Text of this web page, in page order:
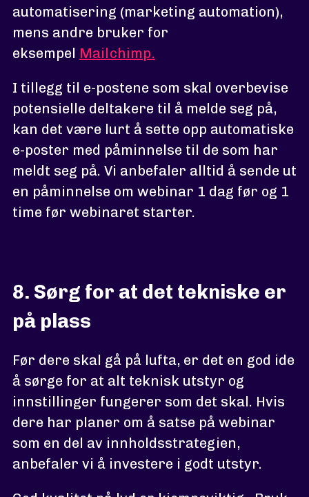
automatisering (marketing automation),
mens andre bruker for
eksempel Mailchimp.
I tillegg til e-postene som skal overbevise
potensielle deltakere til å melde seg på,
kan det være lurt å sette opp automatiske
e-poster med påminnelse til de som har
meldt seg på. Vi anbefaler alltid å sende ut
en påminnelse om webinar 1 dag før og 1
time før webinaret starter.
8. Sørg for at det tekniske er
på plass
Før dere skal gå på lufta, er det en god ide
å sørge for at alt teknisk utstyr og
innstillinger fungerer som det skal. Hvis
dere har planer om å satse på webinar
som en del av innholdsstrategien,
anbefaler vi å investere i godt utstyr.